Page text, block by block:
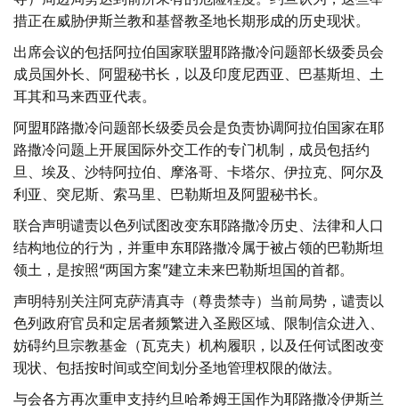
措正在威胁伊斯兰教和基督教圣地长期形成的历史现状。
出席会议的包括阿拉伯国家联盟耶路撒冷问题部长级委员会
成员国外长、阿盟秘书长，以及印度尼西亚、巴基斯坦、土
耳其和马来西亚代表。
阿盟耶路撒冷问题部长级委员会是负责协调阿拉伯国家在耶
路撒冷问题上开展国际外交工作的专门机制，成员包括约
旦、埃及、沙特阿拉伯、摩洛哥、卡塔尔、伊拉克、阿尔及
利亚、突尼斯、索马里、巴勒斯坦及阿盟秘书长。
联合声明谴责以色列试图改变东耶路撒冷历史、法律和人口
结构地位的行为，并重申东耶路撒冷属于被占领的巴勒斯坦
领土，是按照“两国方案”建立未来巴勒斯坦国的首都。
声明特别关注阿克萨清真寺（尊贵禁寺）当前局势，谴责以
色列政府官员和定居者频繁进入圣殿区域、限制信众进入、
妨碍约旦宗教基金（瓦克夫）机构履职，以及任何试图改变
现状、包括按时间或空间划分圣地管理权限的做法。
与会各方再次重申支持约旦哈希姆王国作为耶路撒冷伊斯兰